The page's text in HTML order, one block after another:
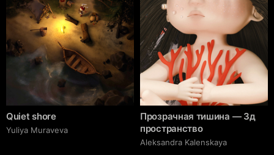
Quiet shore
Yuliya Muraveva
Прозрачная тишина — 3д
пространство
Aleksandra Kalenskaya